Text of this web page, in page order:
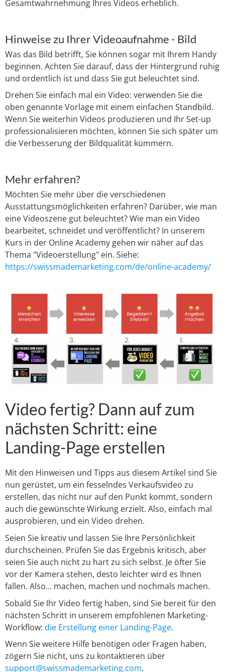
Gesamtwahrnehmung Ihres Videos erheblich.
Hinweise zu Ihrer Videoaufnahme - Bild
Was das Bild betrifft, Sie können sogar mit Ihrem Handy
beginnen. Achten Sie darauf, dass der Hintergrund ruhig
und ordentlich ist und dass Sie gut beleuchtet sind.
Drehen Sie einfach mal ein Video: verwenden Sie die
oben genannte Vorlage mit einem einfachen Standbild.
Wenn Sie weiterhin Videos produzieren und Ihr Set-up
professionalisieren möchten, können Sie sich später um
die Verbesserung der Bildqualität kümmern.
Mehr erfahren?
Möchten Sie mehr über die verschiedenen
Ausstattungsmöglichkeiten erfahren? Darüber, wie man
eine Videoszene gut beleuchtet? Wie man ein Video
bearbeitet, schneidet und veröffentlicht? In unserem
Kurs in der Online Academy gehen wir näher auf das
Thema "Videoerstellung" ein. Siehe:
https://swissmademarketing.com/de/online-academy/
Video fertig? Dann auf zum
nächsten Schritt: eine
Landing-Page erstellen
Mit den Hinweisen und Tipps aus diesem Artikel sind Sie
nun gerüstet, um ein fesselndes Verkaufsvideo zu
erstellen, das nicht nur auf den Punkt kommt, sondern
auch die gewünschte Wirkung erzielt. Also, einfach mal
ausprobieren, und ein Video drehen.
Seien Sie kreativ und lassen Sie Ihre Persönlichkeit
durchscheinen. Prüfen Sie das Ergebnis kritisch, aber
seien Sie auch nicht zu hart zu sich selbst. Je öfter Sie
vor der Kamera stehen, desto leichter wird es Ihnen
fallen. Also... machen, machen und nochmals machen.
Sobald Sie Ihr Video fertig haben, sind Sie bereit für den
nächsten Schritt in unserem empfohlenen Marketing-
Workflow: die Erstellung einer Landing-Page.
Wenn Sie weitere Hilfe benötigen oder Fragen haben,
zögern Sie nicht, uns zu kontaktieren über
support@swissmademarketing.com.